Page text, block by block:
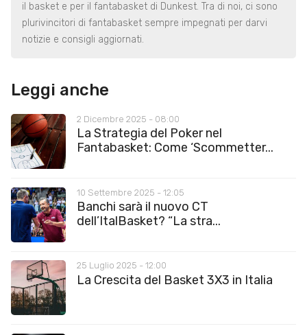
il basket e per il fantabasket di Dunkest. Tra di noi, ci sono
plurivincitori di fantabasket sempre impegnati per darvi
notizie e consigli aggiornati.
Leggi anche
2 Dicembre 2025 - 08:00
La Strategia del Poker nel
Fantabasket: Come ‘Scommetter...
10 Settembre 2025 - 12:05
Banchi sarà il nuovo CT
dell’ItalBasket? “La stra...
25 Luglio 2025 - 12:00
La Crescita del Basket 3X3 in Italia